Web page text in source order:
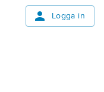
Logga in